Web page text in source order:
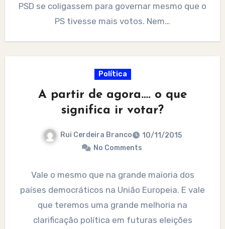
PSD se coligassem para governar mesmo que o
PS tivesse mais votos. Nem…
Política
A partir de agora…. o que
significa ir votar?
Rui Cerdeira Branco
10/11/2015
No Comments
Vale o mesmo que na grande maioria dos
países democráticos na União Europeia. E vale
que teremos uma grande melhoria na
clarificação política em futuras eleições